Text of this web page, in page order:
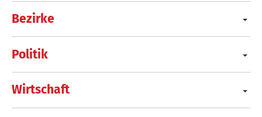
Bezirke
Politik
Wirtschaft